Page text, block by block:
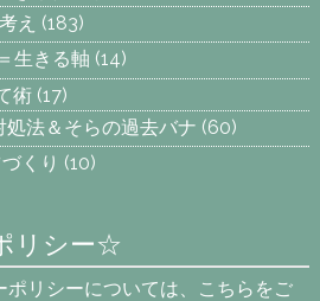
え (183)
生きる軸 (14)
術 (17)
法＆そらの過去バナ (60)
くり (10)
リシー☆
ポリシーについては、こちらをご